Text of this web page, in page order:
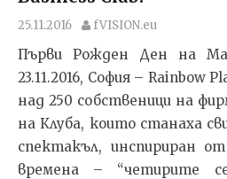
25.11.2016 fVISION.eu
Първи Рожден Ден на
23.11.2016, София – Rainbow
над 250 собственици на
на Клуба, които станаха
спектакъл, инспириран
времена – “четирите